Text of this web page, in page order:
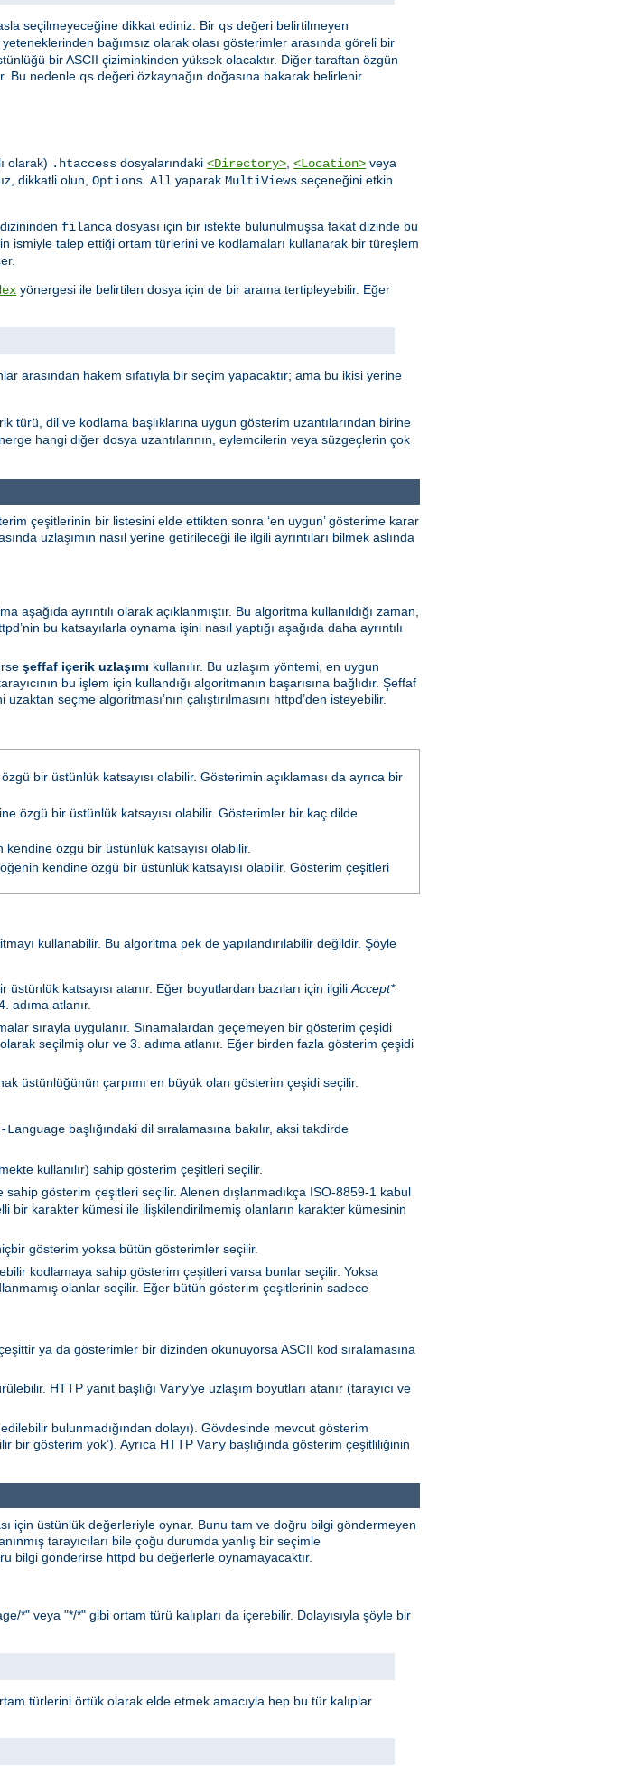
seçilmeyeceğine dikkat ediniz. Bir qs değeri belirtilmeyen
bağımsız olarak olası gösterimler arasında göreli bir
bir ASCII çiziminkinden yüksek olacaktır. Diğer taraftan özgün
Bu nedenle qs değeri özkaynağın doğasına bakarak belirlenir.
olarak) .htaccess dosyalarındaki <Directory>, <Location> veya
dikkatli olun, Options All yaparak MultiViews seçeneğini etkin
dizininden filanca dosyası için bir istekte bulunulmuşsa fakat dizinde bu
ismiyle talep ettiği ortam türlerini ve kodlamaları kullanarak bir türeşlem
yönergesi ile belirtilen dosya için de bir arama tertipleyebilir. Eğer
arasından hakem sıfatıyla bir seçim yapacaktır; ama bu ikisi yerine
türü, dil ve kodlama başlıklarına uygun gösterim uzantılarından birine
hangi diğer dosya uzantılarının, eylemcilerin veya süzgeçlerin çok
çeşitlerinin bir listesini elde ettikten sonra ‘en uygun’ gösterime karar
uzlaşımın nasıl yerine getirileceği ile ilgili ayrıntıları bilmek aslında
aşağıda ayrıntılı olarak açıklanmıştır. Bu algoritma kullanıldığı zaman,
bu katsayılarla oynama işini nasıl yaptığı aşağıda daha ayrıntılı
şeffaf içerik uzlaşımı kullanılır. Bu uzlaşım yöntemi, en uygun
bu işlem için kullandığı algoritmanın başarısına bağlıdır. Şeffaf
seçme algoritması’nın çalıştırılmasını httpd’den isteyebilir.
bir üstünlük katsayısı olabilir. Gösterimin açıklaması da ayrıca bir
özgü bir üstünlük katsayısı olabilir. Gösterimler bir kaç dilde
özgü bir üstünlük katsayısı olabilir.
kendine özgü bir üstünlük katsayısı olabilir. Gösterim çeşitleri
kullanabilir. Bu algoritma pek de yapılandırılabilir değildir. Şöyle
katsayısı atanır. Eğer boyutlardan bazıları için ilgili Accept*
adıma atlanır.
sırayla uygulanır. Sınamalardan geçemeyen bir gösterim çeşidi
seçilmiş olur ve 3. adıma atlanır. Eğer birden fazla gösterim çeşidi
üstünlüğünün çarpımı en büyük olan gösterim çeşidi seçilir.
Language başlığındaki dil sıralamasına bakılır, aksi takdirde
kullanılır) sahip gösterim çeşitleri seçilir.
gösterim çeşitleri seçilir. Alenen dışlanmadıkça ISO-8859-1 kabul
bir karakter kümesi ile ilişkilendirilmemiş olanların karakter kümesinin
gösterim yoksa bütün gösterimler seçilir.
kodlamaya sahip gösterim çeşitleri varsa bunlar seçilir. Yoksa
olanlar seçilir. Eğer bütün gösterim çeşitlerinin sadece
ya da gösterimler bir dizinden okunuyorsa ASCII kod sıralamasına
HTTP yanıt başlığı Vary’ye uzlaşım boyutları atanır (tarayıcı ve
bulunmadığından dolayı). Gövdesinde mevcut gösterim
bir gösterim yok’). Ayrıca HTTP Vary başlığında gösterim çeşitliliğinin
için üstünlük değerleriyle oynar. Bunu tam ve doğru bilgi göndermeyen
tarayıcıları bile çoğu durumda yanlış bir seçimle
bilgi gönderirse httpd bu değerlerle oynamayacaktır.
*" veya "*/*" gibi ortam türü kalıpları da içerebilir. Dolayısıyla şöyle bir
türlerini örtük olarak elde etmek amacıyla hep bu tür kalıplar